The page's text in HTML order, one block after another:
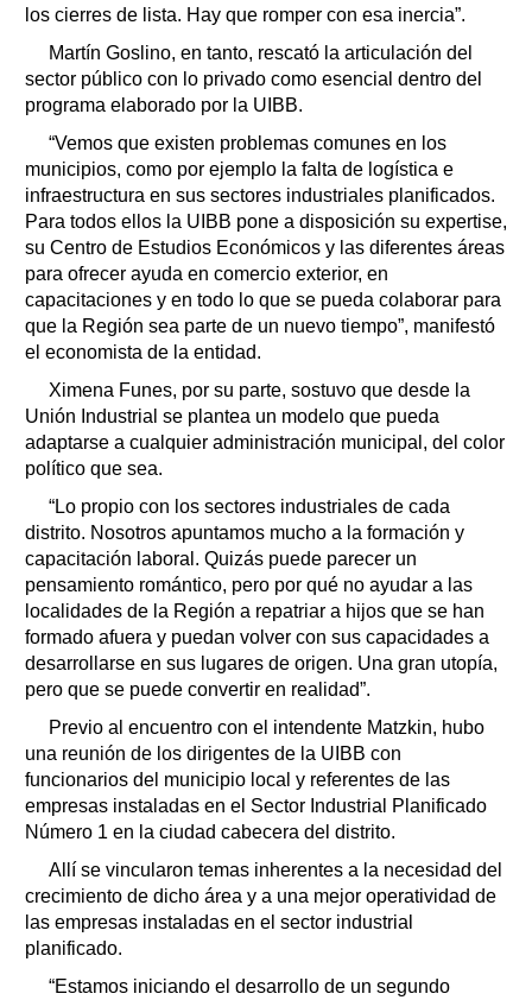
los cierres de lista. Hay que romper con esa inercia”.
Martín Goslino, en tanto, rescató la articulación del
sector público con lo privado como esencial dentro del
programa elaborado por la UIBB.
“Vemos que existen problemas comunes en los
municipios, como por ejemplo la falta de logística e
infraestructura en sus sectores industriales planificados.
Para todos ellos la UIBB pone a disposición su expertise,
su Centro de Estudios Económicos y las diferentes áreas
para ofrecer ayuda en comercio exterior, en
capacitaciones y en todo lo que se pueda colaborar para
que la Región sea parte de un nuevo tiempo”, manifestó
el economista de la entidad.
Ximena Funes, por su parte, sostuvo que desde la
Unión Industrial se plantea un modelo que pueda
adaptarse a cualquier administración municipal, del color
político que sea.
“Lo propio con los sectores industriales de cada
distrito. Nosotros apuntamos mucho a la formación y
capacitación laboral. Quizás puede parecer un
pensamiento romántico, pero por qué no ayudar a las
localidades de la Región a repatriar a hijos que se han
formado afuera y puedan volver con sus capacidades a
desarrollarse en sus lugares de origen. Una gran utopía,
pero que se puede convertir en realidad”.
Previo al encuentro con el intendente Matzkin, hubo
una reunión de los dirigentes de la UIBB con
funcionarios del municipio local y referentes de las
empresas instaladas en el Sector Industrial Planificado
Número 1 en la ciudad cabecera del distrito.
Allí se vincularon temas inherentes a la necesidad del
crecimiento de dicho área y a una mejor operatividad de
las empresas instaladas en el sector industrial
planificado.
“Estamos iniciando el desarrollo de un segundo